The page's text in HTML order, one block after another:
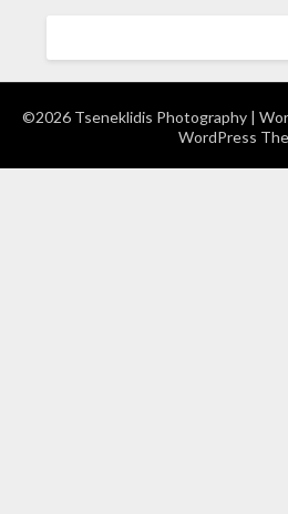
©2026 Tseneklidis Photography |
WordPress